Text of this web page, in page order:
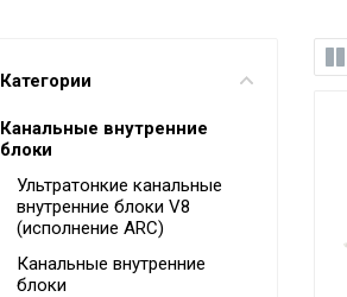
Мульти сплит-системы
Полупромышленные сплит-
системы
Mini VRF-системы серия
Atom
Категории
Канальные внутренние
блоки
Ультратонкие канальные
внутренние блоки V8
(исполнение ARC)
Канальные внутренние
блоки